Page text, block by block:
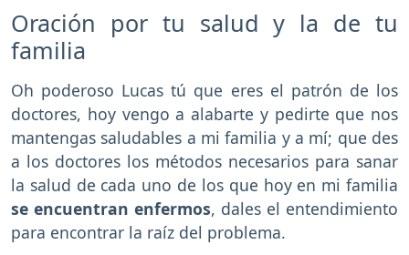
Oración por tu salud y la de tu
familia
Oh poderoso Lucas tú que eres el patrón de los
doctores, hoy vengo a alabarte y pedirte que nos
mantengas saludables a mi familia y a mí; que des
a los doctores los métodos necesarios para sanar
la salud de cada uno de los que hoy en mi familia
se encuentran enfermos, dales el entendimiento
para encontrar la raíz del problema.